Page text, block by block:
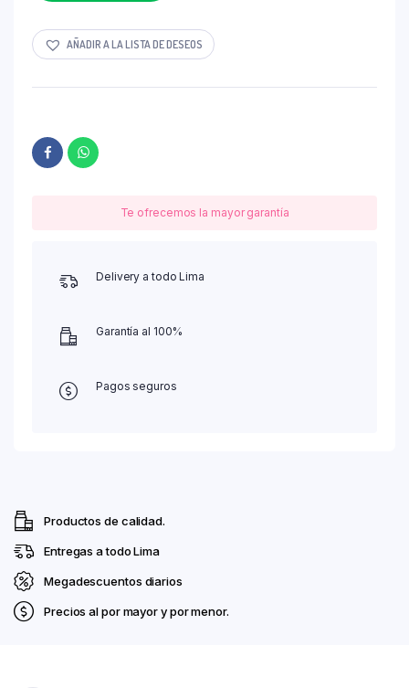
AÑADIR A LA LISTA DE DESEOS
Te ofrecemos la mayor garantía
Delivery a todo Lima
Garantía al 100%
Pagos seguros
Productos de calidad.
Entregas a todo Lima
Megadescuentos diarios
Precios al por mayor y por menor.